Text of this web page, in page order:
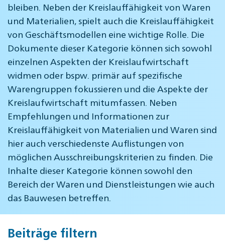
bleiben. Neben der Kreislauffähigkeit von Waren
und Materialien, spielt auch die Kreislauffähigkeit
von Geschäftsmodellen eine wichtige Rolle. Die
Dokumente dieser Kategorie können sich sowohl
einzelnen Aspekten der Kreislaufwirtschaft
widmen oder bspw. primär auf spezifische
Warengruppen fokussieren und die Aspekte der
Kreislaufwirtschaft mitumfassen. Neben
Empfehlungen und Informationen zur
Kreislauffähigkeit von Materialien und Waren sind
hier auch verschiedenste Auflistungen von
möglichen Ausschreibungskriterien zu finden. Die
Inhalte dieser Kategorie können sowohl den
Bereich der Waren und Dienstleistungen wie auch
das Bauwesen betreffen.
Beiträge filtern